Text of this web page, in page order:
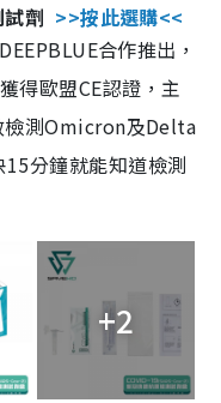
劑 >>按此選購<<
合作推出，
得歐盟CE認證，主
檢測Omicron及Delta
分鐘就能知道檢測
+2